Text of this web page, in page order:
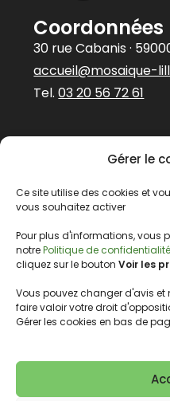
Gérer le
Ce site utilise des cookies et
vous souhaitez activer
Pour plus d'informations, vous
notrePolitique de confidentialité
cliquez sur le bouton Voir les
Vous pouvez changer d'avis
faire valoir votre droit
Gérer les cookies en bas de
Coordonnées
30 rue Cabanis ·
accueil@mosaique-
Tel.03 20 56 72 61
Abonnez-
notre
E-mail*
Nous gardons vos
Lire notre politique